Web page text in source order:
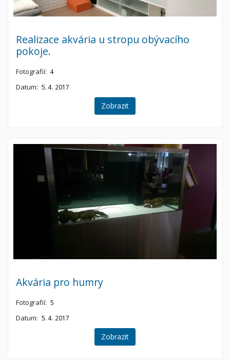
Realizace akvária u stropu obývacího
pokoje.
Fotografií: 4
Datum: 5. 4. 2017
Zobrazit
Akvária pro humry
Fotografií: 5
Datum: 5. 4. 2017
Zobrazit